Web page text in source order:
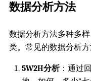
数据分析方法
数据分析方法多种多
类。常见的数据分析方
5W2H分析：通过